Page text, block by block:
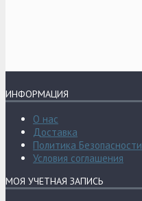
ИНФОРМАЦИЯ
О нас
Доставка
Политика Безопасности
Условия соглашения
МОЯ УЧЕТНАЯ ЗАПИСЬ